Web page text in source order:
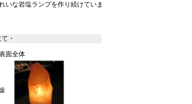
いな岩塩ランプを作り続けていま
・
面全体